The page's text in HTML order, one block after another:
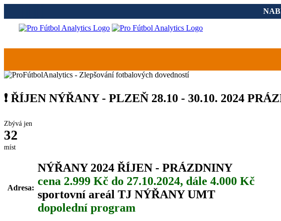
❗ ŘÍJEN NÝŘANY - PLZEŇ 28.10 - 30.10. 2024
Zbývá jen
32
míst
Adresa:
NÝŘANY 2024 ŘÍJEN - PRÁZDNINY
cena 2.999 Kč do 27.10.2024, dále 4.000 Kč
sportovní areál TJ NÝŘANY UMT
dopolední program